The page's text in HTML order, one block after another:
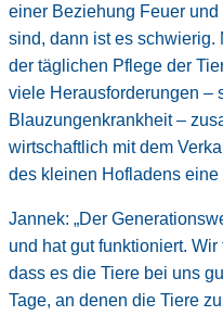
einer Beziehung Feuer
sind, dann ist es schwierig.
der täglichen Pflege der
viele Herausforderungen –
Blauzungenkrankheit –
wirtschaftlich mit dem
des kleinen Hofladens
Jannek: „Der
und hat gut funktioniert.
dass es die Tiere bei uns
Tage, an denen die Tiere